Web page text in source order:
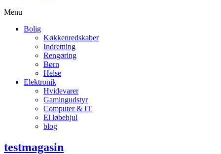
Menu
Bolig
Køkkenredskaber
Indretning
Rengøring
Børn
Helse
Elektronik
Hvidevarer
Gamingudstyr
Computer & IT
El løbehjul
blog
testmagasin